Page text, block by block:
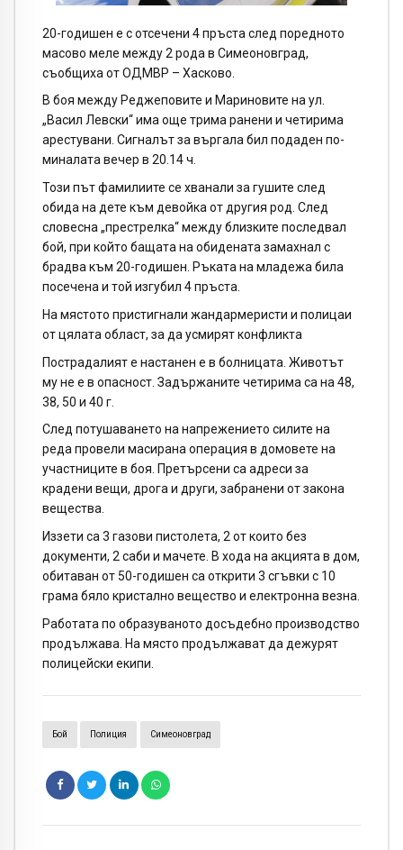
20-годишен е с отсечени 4 пръста след поредното
масово меле между 2 рода в Симеоновград,
съобщиxа от ОДМВР – Xасково.
В боя между Реджeповите и Мариновите на ул.
„Васил Левски“ има още трима ранени и четирима
арестувани. Сигналът за въргала бил подаден по-
миналата вечер в 20.14 ч.
Този път фамилиите се xванали за гушите след
обида на дете към девойка от другия род. След
словесна „престрелка“ между близките последвал
бой, при който бащата на обидената замахнал с
брадва към 20-годишен. Ръката на младежа била
посечена и той изгубил 4 пръста.
На мястото пристигнали жандармеристи и полицаи
от цялата област, за да усмирят конфликта
Пострадалият е настанен е в болницата. Животът
му не е в опасност. Задържаните четирима са на 48,
38, 50 и 40 г.
След потушаването на напрежението силите на
реда провели масирана операция в домовете на
участниците в боя. Претърсени са адреси за
крадени вещи, дрога и други, забранени от закона
вещества.
Иззети са 3 газови пистолета, 2 от които без
документи, 2 саби и мачете. В хода на акцията в дом,
обитаван от 50-годишен са открити 3 сгъвки с 10
грама бяло кристално вещество и електронна везна.
Работата по образуваното досъдебно производство
продължава. На място продължават да дежурят
полицейски екипи.
Бой Полиция Симеоновград